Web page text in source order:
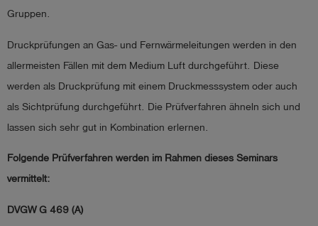
shield
Gruppen.
Druckprüfungen an Gas- und Fernwärmeleitungen werden in den
allermeisten Fällen mit dem Medium Luft durchgeführt. Diese
werden als Druckprüfung mit einem Druckmesssystem oder auch
als Sichtprüfung durchgeführt. Die Prüfverfahren ähneln sich und
lassen sich sehr gut in Kombination erlernen.
Folgende Prüfverfahren werden im Rahmen dieses Seminars
vermittelt:
DVGW G 469 (A)